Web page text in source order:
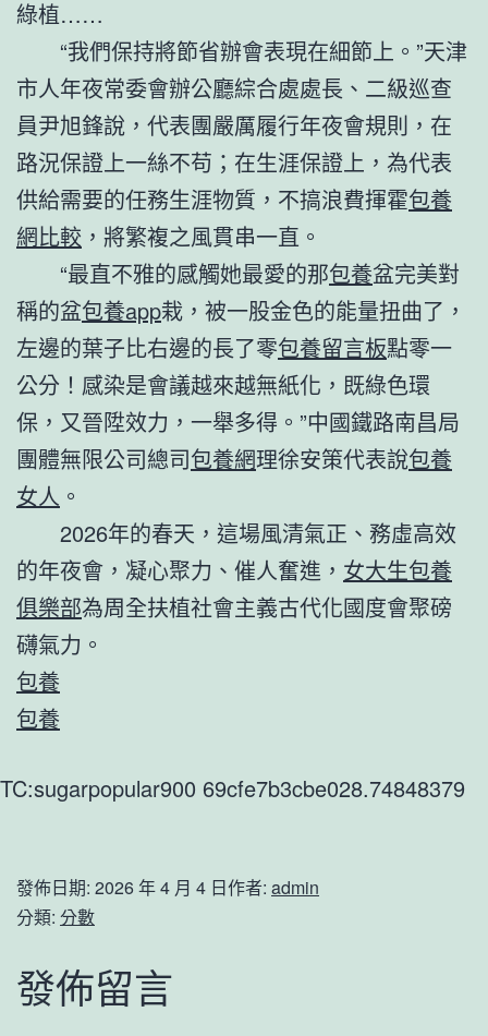
綠植……
“我們保持將節省辦會表現在細節上。”天津
市人年夜常委會辦公廳綜合處處長、二級巡查
員尹旭鋒說，代表團嚴厲履行年夜會規則，在
路況保證上一絲不苟；在生涯保證上，為代表
供給需要的任務生涯物質，不搞浪費揮霍包養
網比較 ，將繁複之風貫串一直。
“最直不雅的感觸她最愛的那包養盆完美對
稱的盆包養app栽，被一股金色的能量扭曲了，
左邊的葉子比右邊的長了零包養留言板點零一
公分！感染是會議越來越無紙化，既綠色環
保，又晉陞效力，一舉多得。”中國鐵路南昌局
團體無限公司總司包養網理徐安策代表說包養
女人 。
2026年的春天，這場風清氣正、務虛高效
的年夜會，凝心聚力、催人奮進， 女大生包養
俱樂部為周全扶植社會主義古代化國度會聚磅
礴氣力。
包養
包養
TC:sugarpopular900 69cfe7b3cbe028.74848379
發佈日期: 2026 年 4 月 4 日作者: admin
分類: 分數
發佈留言